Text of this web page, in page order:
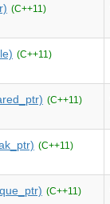
(C++11)
(C++11)
(C++11)
(C++11)
(C++11)